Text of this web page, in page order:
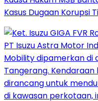
Kasus Dugaan Korupsi